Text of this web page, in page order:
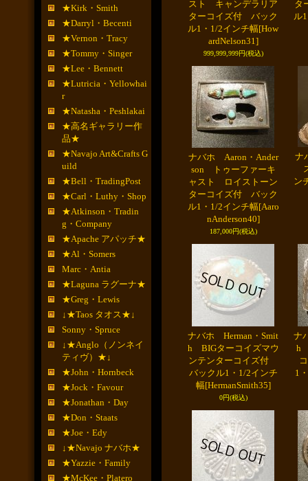
★Kirk・Smith
★Darryl・Becenti
★Vernon・Tracy
★Tommy・Singer
★Lee・Bennett
★Lutricia・Yellowhai
r
★Natasha・Peshlakai
★高名ギャラリー作
品★
★Navajo Art&Crafts G
uild
★Bell・TradingPost
★Carl・Luthy・Shop
★Atkinson・Tradin
g・Company
★Apache アパッチ★
★Al・Somers
Marc・Antia
★Laguna ラグーナ★
★Greg・Lewis
↓★Taos タオス★↓
Sonny・Spruce
↓★Anglo（ノンネイ
ティヴ）★↓
★John・Hornbeck
★Jock・Favour
★Jonathan・Day
★Don・Staats
★Joe・Edy
↓★Navajo ナバホ★
★Yazzie・Family
★McKee・Platero
スト キャンデラリア
ターコイズ付 バック
ル1・1/2インチ幅[How
ardNelson31]
999,999,999円(税込)
タ
ル
ナバホ Aaron・Ander
son トゥーファーキ
ャスト ロイストーン
ターコイズ付 バック
ル1・1/2インチ幅[Aaro
nAnderson40]
187,000円(税込)
ナ
ン
ナバホ Herman・Smit
h BIGターコイズマウ
ンテンターコイズ付
バックル1・1/2インチ
幅[HermanSmith35]
0円(税込)
ナ
h
1